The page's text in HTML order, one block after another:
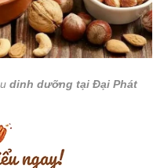
dinh dưỡng tại Đại Phát